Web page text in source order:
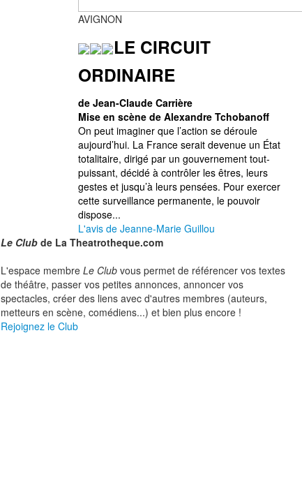
AVIGNON
LE CIRCUIT
ORDINAIRE
de Jean-Claude Carrière
Mise en scène de Alexandre Tchobanoff
On peut imaginer que l’action se déroule
aujourd’hui. La France serait devenue un État
totalitaire, dirigé par un gouvernement tout-
puissant, décidé à contrôler les êtres, leurs
gestes et jusqu’à leurs pensées. Pour exercer
cette surveillance permanente, le pouvoir
dispose...
L'avis de Jeanne-Marie Guillou
Le Clubde La Theatrotheque.com
L'espace membre Le Clubvous permet de référencer vos textes
de théâtre, passer vos petites annonces, annoncer vos
spectacles, créer des liens avec d'autres membres (auteurs,
metteurs en scène, comédiens...) et bien plus encore !
Rejoignez le Club